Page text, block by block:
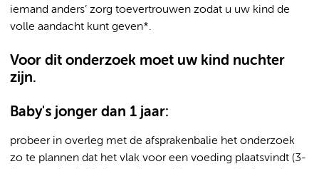
iemand anders’ zorg toevertrouwen zodat u uw kind de
volle aandacht kunt geven*.
Voor dit onderzoek moet uw kind nuchter
zijn.
Baby's jonger dan 1 jaar:
probeer in overleg met de afsprakenbalie het onderzoek
zo te plannen dat het vlak voor een voeding plaatsvindt (3-